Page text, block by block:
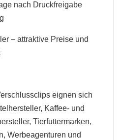
nach Druckfreigabe
– attraktive Preise und
eignen sich
Kaffee- und
Tierfuttermarken,
Werbeagenturen und